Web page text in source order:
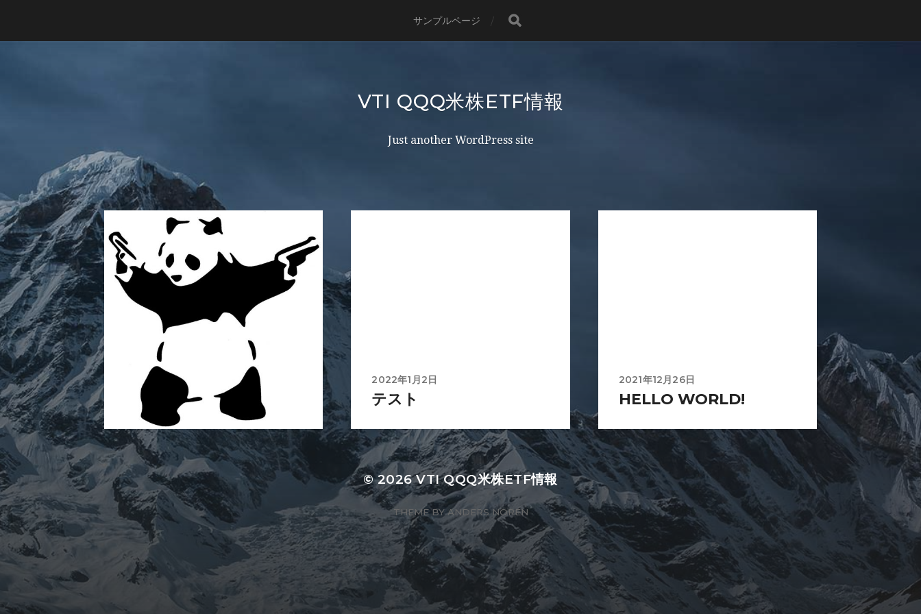
サンプルページ
VTI QQQ米株ETF情報
Just another WordPress site
2022年1月2日
テスト
2021年12月26日
HELLO WORLD!
© 2026VTI QQQ米株ETF情報
THEME BYANDERS NORÉN